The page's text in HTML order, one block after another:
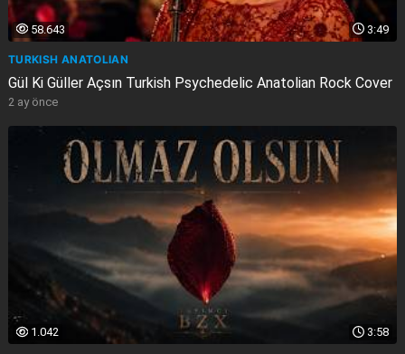
3:49
58.643
TURKISH ANATOLIAN
Gül Ki Güller Açsın Turkish Psychedelic Anatolian Rock Cover
2 ay önce
3:58
1.042